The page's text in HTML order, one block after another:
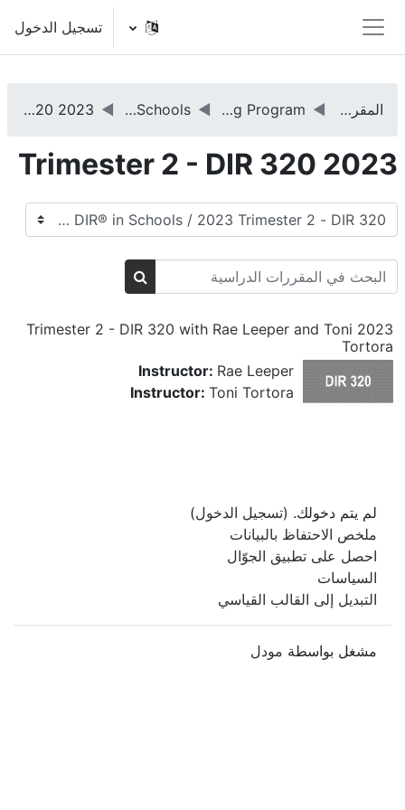
واجهة جانبية
تسجيل الدخول
المقررات الدراسية DIRFloortime® Training Program
DIR 320 - DIR® in Schools
2023 Trimester 2 - DIR 320
2023 Trimester 2 - DIR 320
تصنيفات المقررات
البحث في المقررات الدراسية
البحث في المقررات
2023 Trimester 2 - DIR 320 with Rae Leeper and Toni
Tortora
Instructor: Rae Leeper
Instructor: Toni Tortora
لم يتم دخولك. (تسجيل الدخول)
ملخص الاحتفاظ بالبيانات
احصل على تطبيق الجوّال
السياسات
التبديل إلى القالب القياسي
مشغل بواسطة مودل